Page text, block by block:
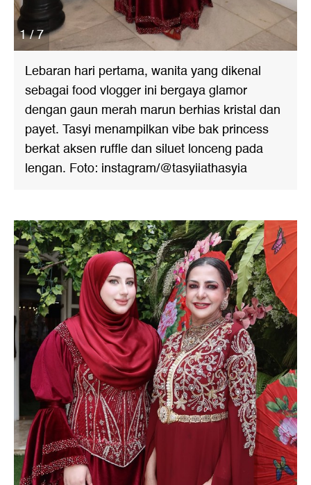
1 / 7
Lebaran hari pertama, wanita yang dikenal
sebagai food vlogger ini bergaya glamor
dengan gaun merah marun berhias kristal dan
payet. Tasyi menampilkan vibe bak princess
berkat aksen ruffle dan siluet lonceng pada
lengan. Foto: instagram/@tasyiiathasyia